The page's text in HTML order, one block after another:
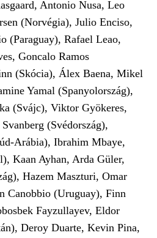
Antonio Nusa, Leo
(Norvégia), Julio Enciso,
(Paraguay), Rafael Leao,
Goncalo Ramos
(Skócia), Álex Baena, Mikel
Yamal (Spanyolország),
(Svájc), Viktor Gyökeres,
(Svédország),
Arábia), Ibrahim Mbaye,
Kaan Ayhan, Arda Güler,
Hazem Maszturi, Omar
Canobbio (Uruguay), Finn
Fayzullayev, Eldor
Deroy Duarte, Kevin Pina,